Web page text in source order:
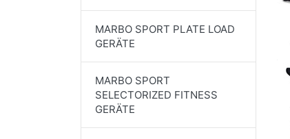
MARBO SPORT PLATE LOAD
GERÄTE
MARBO SPORT
SELECTORIZED FITNESS
GERÄTE